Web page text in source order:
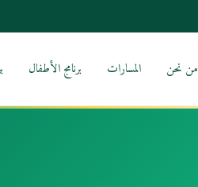
من نحن المسارات برنامج الأطفال